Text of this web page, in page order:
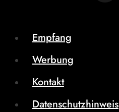
Empfang
Werbung
Kontakt
Datenschutzhinweis